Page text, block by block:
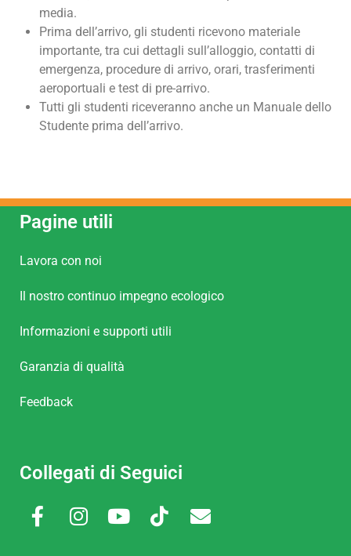
media.
Prima dell’arrivo, gli studenti ricevono materiale
importante, tra cui dettagli sull’alloggio, contatti di
emergenza, procedure di arrivo, orari, trasferimenti
aeroportuali e test di pre-arrivo.
Tutti gli studenti riceveranno anche un Manuale dello
Studente prima dell’arrivo.
Pagine utili
Lavora con noi
Il nostro continuo impegno ecologico
Informazioni e supporti utili
Garanzia di qualità
Feedback
Collegati di Seguici